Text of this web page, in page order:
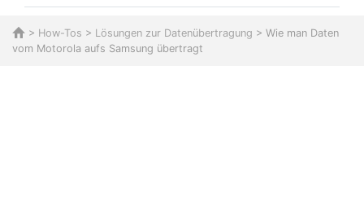
> How-Tos > Lösungen zur Datenübertragung > Wie man Daten
vom Motorola aufs Samsung übertragt